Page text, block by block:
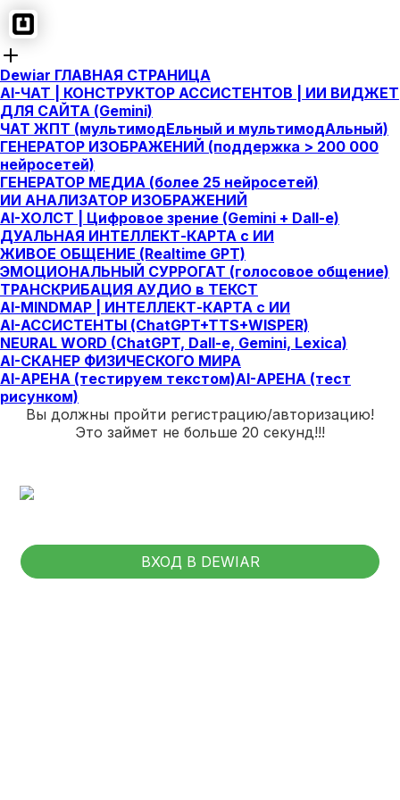
Dewiar ГЛАВНАЯ СТРАНИЦА
AI-ЧАТ | КОНСТРУКТОР АССИСТЕНТОВ | ИИ ВИДЖЕТ
ДЛЯ САЙТА (Gemini)
ЧАТ ЖПТ (мультимодЕльный и мультимодАльный)
ГЕНЕРАТОР ИЗОБРАЖЕНИЙ (поддержка > 200 000
нейросетей)
ГЕНЕРАТОР МЕДИА (более 25 нейросетей)
ИИ АНАЛИЗАТОР ИЗОБРАЖЕНИЙ
AI-ХОЛСТ | Цифровое зрение (Gemini + Dall-e)
ДУАЛЬНАЯ ИНТЕЛЛЕКТ-КАРТА c ИИ
ЖИВОЕ ОБЩЕНИЕ (Realtime GPT)
ЭМОЦИОНАЛЬНЫЙ СУРРОГАТ (голосовое общение)
ТРАНСКРИБАЦИЯ АУДИО в ТЕКСТ
AI-MINDMAP | ИНТЕЛЛЕКТ-КАРТА c ИИ
AI-АССИСТЕНТЫ (ChatGPT+TTS+WISPER)
NEURAL WORD (ChatGPT, Dall-e, Gemini, Lexica)
AI-СКАНЕР ФИЗИЧЕСКОГО МИРА
AI-АРЕНА (тестируем текстом)AI-АРЕНА (тест
рисунком)
Вы должны пройти регистрацию/авторизацию!
Это займет не больше 20 секунд!!!
ВХОД В DEWIAR